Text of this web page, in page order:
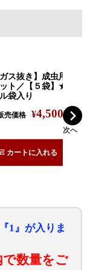
ガス抜き】成虫用埋め
ト／【５袋】★１０
袋入り
売価格 ¥4,500 税込
カートに入れる
次へ
1』が入りま
数量をご